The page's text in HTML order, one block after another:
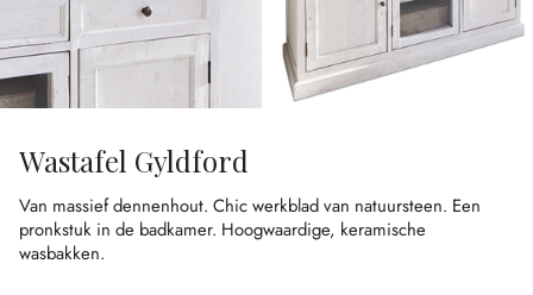
Wastafel Gyldford
Van massief dennenhout. Chic werkblad van natuursteen. Een
pronkstuk in de badkamer. Hoogwaardige, keramische
wasbakken.